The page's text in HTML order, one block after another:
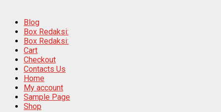
Blog
Box Redaksi:
Box Redaksi:
Cart
Checkout
Contacts Us
Home
My account
Sample Page
Shop